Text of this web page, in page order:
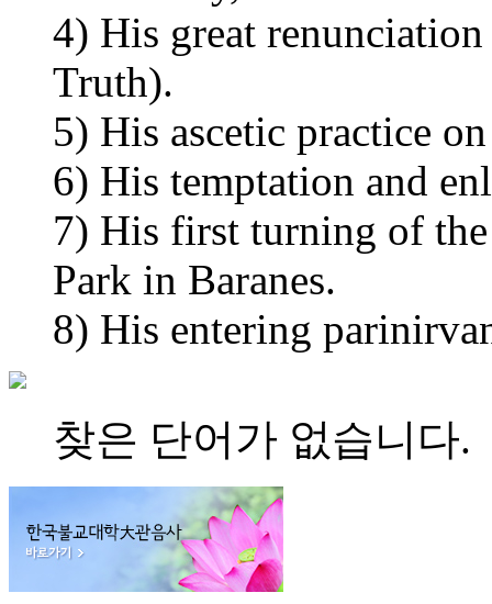
4) His great
Truth).
5) His ascetic practice
6) His temptation and
7) His first turning of
Park in Baranes.
8) His entering
찾은 단어가 없습니다.